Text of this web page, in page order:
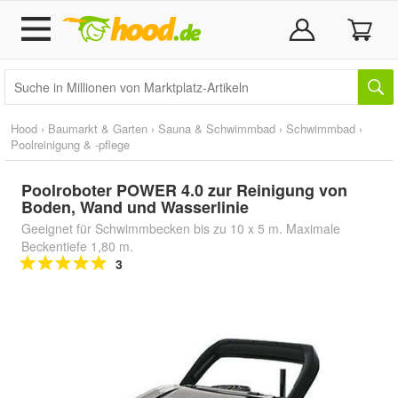
Hood › Baumarkt & Garten › Sauna & Schwimmbad › Schwimmbad ›
Poolreinigung & -pflege
Poolroboter POWER 4.0 zur Reinigung von
Boden, Wand und Wasserlinie
Geeignet für Schwimmbecken bis zu 10 x 5 m. Maximale
Beckentiefe 1,80 m.
3